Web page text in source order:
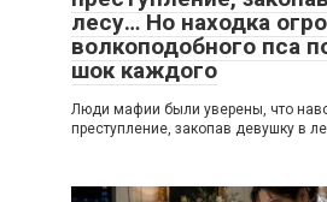
лесу… Но находка
волкоподобного пса
шок каждого
Люди мафии были уверены, что
преступление, закопав девушку в